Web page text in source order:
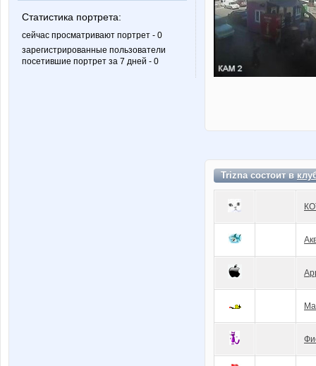
Статистика портрета:
сейчас просматривают портрет - 0
зарегистрированные пользователи
посетившие портрет за 7 дней - 0
Trizna состоит в